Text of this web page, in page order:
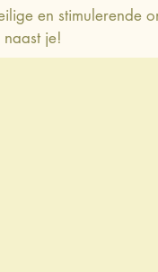
en stimulerende
je!